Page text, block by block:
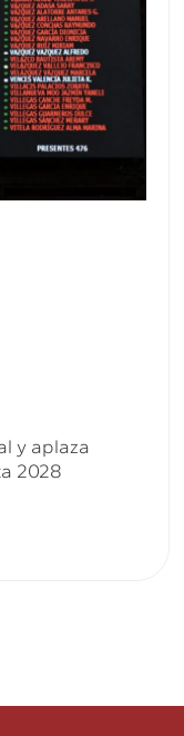
y aplaza
2028